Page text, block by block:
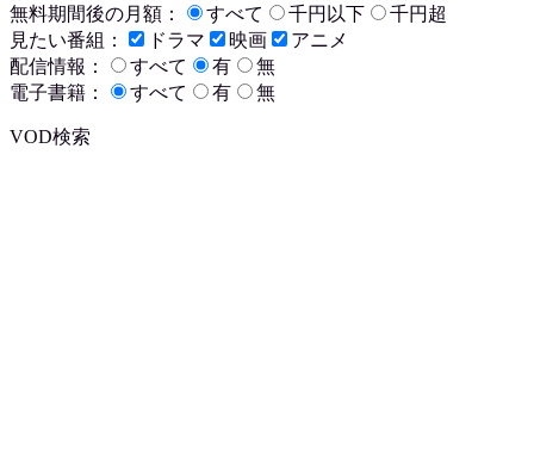
無料期間後の月額：
すべて 千円以下
千円超
見たい番組：
ドラマ 映画
アニメ
配信情報：
すべて 有
無
電子書籍：
すべて 有 無
VOD検索